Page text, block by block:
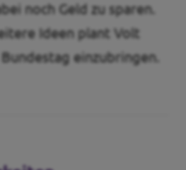
noch Geld zu sparen.
Ideen plant Volt
einzubringen.